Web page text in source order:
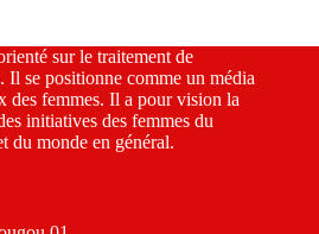
sur le traitement de
Il se positionne comme un média
femmes. Il a pour vision la
initiatives des femmes du
du monde en général.